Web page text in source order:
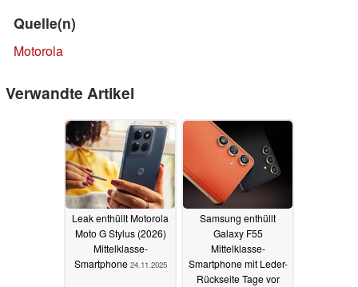
Quelle(n)
Motorola
Verwandte Artikel
Leak enthüllt Motorola
Moto G Stylus (2026)
Mittelklasse-
Smartphone 24.11.2025
Samsung enthüllt
Galaxy F55
Mittelklasse-
Smartphone mit Leder-
Rückseite Tage vor